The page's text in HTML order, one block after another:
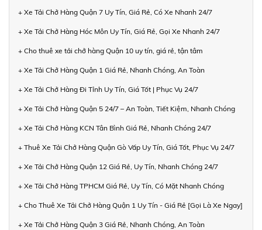
+ Xe Tải Chở Hàng Quận 7 Uy Tín, Giá Rẻ, Có Xe Nhanh 24/7
+ Xe Tải Chở Hàng Hóc Môn Uy Tín, Giá Rẻ, Gọi Xe Nhanh 24/7
+ Cho thuê xe tải chở hàng Quận 10 uy tín, giá rẻ, tận tâm
+ Xe Tải Chở Hàng Quận 1 Giá Rẻ, Nhanh Chóng, An Toàn
+ Xe Tải Chở Hàng Đi Tỉnh Uy Tín, Giá Tốt | Phục Vụ 24/7
+ Xe Tải Chở Hàng Quận 5 24/7 – An Toàn, Tiết Kiệm, Nhanh Chóng
+ Xe Tải Chở Hàng KCN Tân Bình Giá Rẻ, Nhanh Chóng 24/7
+ Thuê Xe Tải Chở Hàng Quận Gò Vấp Uy Tín, Giá Tốt, Phục Vụ 24/7
+ Xe Tải Chở Hàng Quận 12 Giá Rẻ, Uy Tín, Nhanh Chóng 24/7
+ Xe Tải Chở Hàng TPHCM Giá Rẻ, Uy Tín, Có Mặt Nhanh Chóng
+ Cho Thuê Xe Tải Chở Hàng Quận 1 Uy Tín - Giá Rẻ [Gọi Là Xe Ngay]
+ Xe Tải Chở Hàng Quận 3 Giá Rẻ, Nhanh Chóng, An Toàn